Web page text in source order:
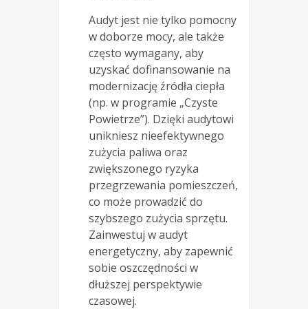
Audyt jest nie tylko pomocny
w doborze mocy, ale także
często wymagany, aby
uzyskać dofinansowanie na
modernizację źródła ciepła
(np. w programie „Czyste
Powietrze”). Dzięki audytowi
unikniesz nieefektywnego
zużycia paliwa oraz
zwiększonego ryzyka
przegrzewania pomieszczeń,
co może prowadzić do
szybszego zużycia sprzętu.
Zainwestuj w audyt
energetyczny, aby zapewnić
sobie oszczędności w
dłuższej perspektywie
czasowej.